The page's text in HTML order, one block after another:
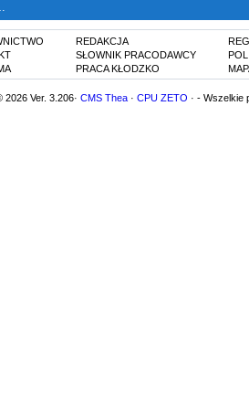
REDAKCJA
SŁOWNIK PRACODAWCY
PRACA KŁODZKO
Ver. 3.206· CMS Thea · CPU ZETO · - Wszelkie